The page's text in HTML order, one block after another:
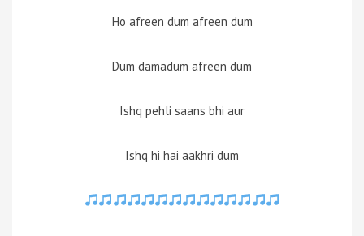
Ho afreen dum afreen dum
Dum damadum afreen dum
Ishq pehli saans bhi aur
Ishq hi hai aakhri dum